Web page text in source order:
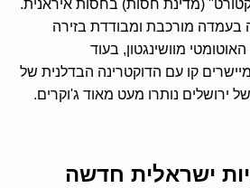
(מדינת חסות) בחסות איראנית.
מורכבת ומבודדת בזירה
מוושינגטון, בעוד
קו עם הדוקטרינה הבדלנית של
ירושלים נותרו מעט מאוד ג'וקרים.
ישראלית חדשה